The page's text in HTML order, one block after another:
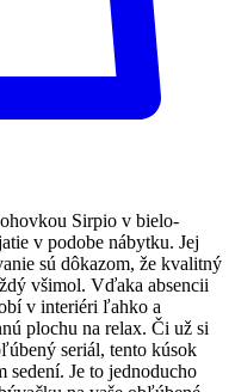
Sirpio v bielo-
v podobe nábytku. Jej
sú dôkazom, že kvalitný
všimol. Vďaka absencii
v interiéri ľahko a
plochu na relax. Či už si
seriál, tento kúsok
sedení. Je to jednoducho